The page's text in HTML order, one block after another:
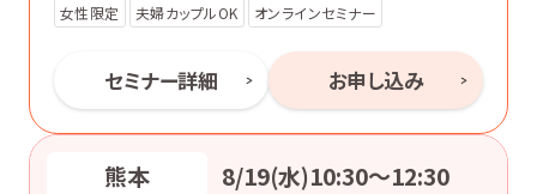
女性限定 夫婦カップルOK オンラインセミナー
セミナー詳細 お申し込み
熊本 8/19(水)10:30〜12:30